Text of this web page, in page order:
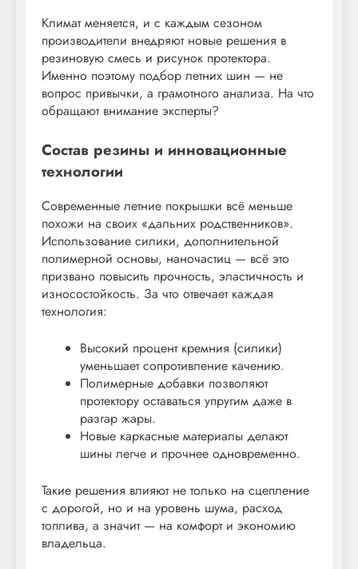
Климат меняется, и с каждым сезоном
производители внедряют новые решения в
резиновую смесь и рисунок протектора.
Именно поэтому подбор летних шин — не
вопрос привычки, а грамотного анализа. На что
обращают внимание эксперты?
Состав резины и инновационные
технологии
Современные летние покрышки всё меньше
похожи на своих «дальних родственников».
Использование силики, дополнительной
полимерной основы, наночастиц — всё это
призвано повысить прочность, эластичность и
износостойкость. За что отвечает каждая
технология:
Высокий процент кремния (силики)
уменьшает сопротивление качению.
Полимерные добавки позволяют
протектору оставаться упругим даже в
разгар жары.
Новые каркасные материалы делают
шины легче и прочнее одновременно.
Такие решения влияют не только на сцепление
с дорогой, но и на уровень шума, расход
топлива, а значит — на комфорт и экономию
владельца.